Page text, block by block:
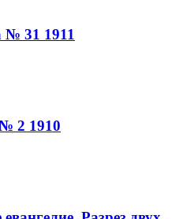
№ 31 1911
2 1910